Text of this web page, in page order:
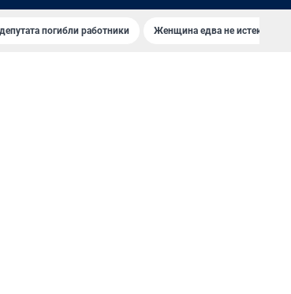
погибли работники Женщина едва не истекла